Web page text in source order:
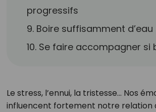
progressifs
9. Boire suffisamment d’eau
10. Se faire accompagner si
Le stress, l’ennui, la tristesse… Nos
influencent fortement notre relation